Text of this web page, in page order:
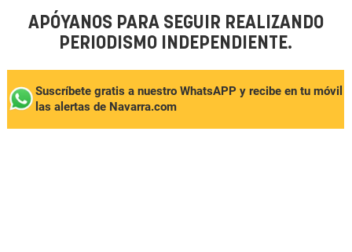
APÓYANOS PARA SEGUIR REALIZANDO
PERIODISMO INDEPENDIENTE.
Suscríbete gratis a nuestro WhatsAPP y recibe en tu móvil
las alertas de Navarra.com